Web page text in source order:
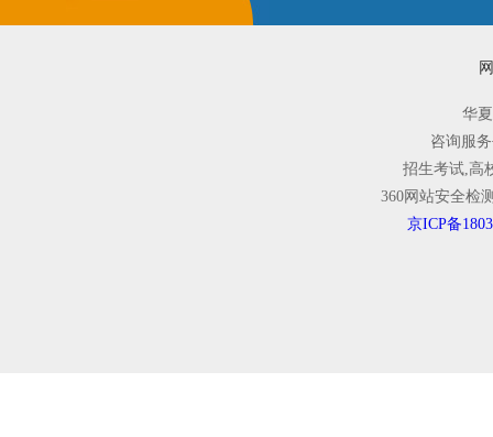
华
咨询服
招生考试,高
360网站安全
京ICP备